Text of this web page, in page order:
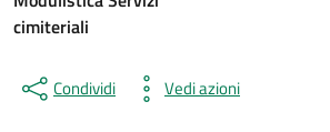
cimiteriali
Condividi Vedi azioni